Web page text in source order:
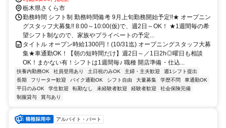
ソリン代も規定支給！ ★自転車通勤も可！（駐輪場料金は自己負
担、店にある場合は利用可） ★さくら警察署すぐ横！氏家駅より車
で5分◎
栃木県さくら市
勤務時間 シフト制 勤務時間備考 9月上旬勤務開始予定!!★ オープニン
グスタッフ大募集!! 8:00～10:00(仮)で、週2日～OK！ ★1週間毎の希
望シフト制なので、家族やプライベートの予定...
タイトル オープン時給1300円！(10/31迄) オープニングスタッフ大募
集★車通勤OK！【朝の短時間だけ】週2日～／1日2h◎曜日も相談
OK！まかない有！シフトは1週間毎♪ 職種 開店準備・仕込...
扶養内勤務OK 社員登用あり 土日祝のみOK 主婦・主夫歓迎
週1シフト提出
長期
フリーター歓迎 バイク通勤OK シフト自由 大量募集 学歴不問
車通勤OK
平日のみOK
学生歓迎 転勤なし 未経験者歓迎 経験者歓迎
社会保険完備
制服貸与
賞与あり
アルバイト・パート